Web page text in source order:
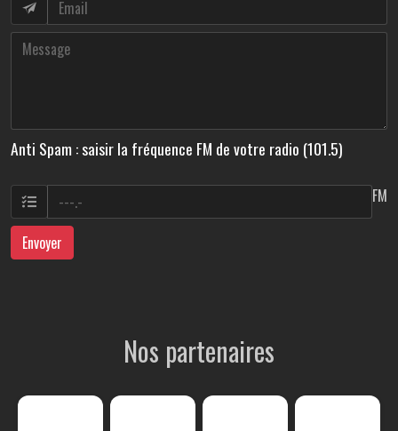
Anti Spam : saisir la fréquence FM de votre radio (101.5)
FM
Envoyer
Nos partenaires